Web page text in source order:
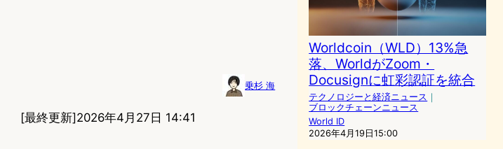
乗杉 海
[最終更新]2026年4月27日 14:41
Worldcoin（WLD）13%急
落、WorldがZoom・
Docusignに虹彩認証を統合
テクノロジーと経済ニュース ｜
ブロックチェーンニュース
World ID
2026年4月19日15:00